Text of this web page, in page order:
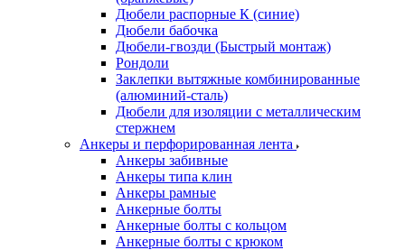
Дюбели распорные К (синие)
Дюбели бабочка
Дюбели-гвозди (Быстрый монтаж)
Рондоли
Заклепки вытяжные комбинированные
(алюминий-сталь)
Дюбели для изоляции с металлическим
стержнем
Анкеры и перфорированная лента
Анкеры забивные
Анкеры типа клин
Анкеры рамные
Анкерные болты
Анкерные болты с кольцом
Анкерные болты с крюком